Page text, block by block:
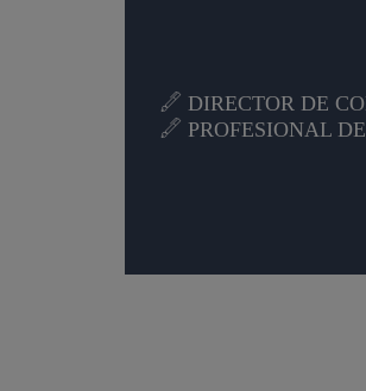
DIRECTOR DE
PROFESIONAL